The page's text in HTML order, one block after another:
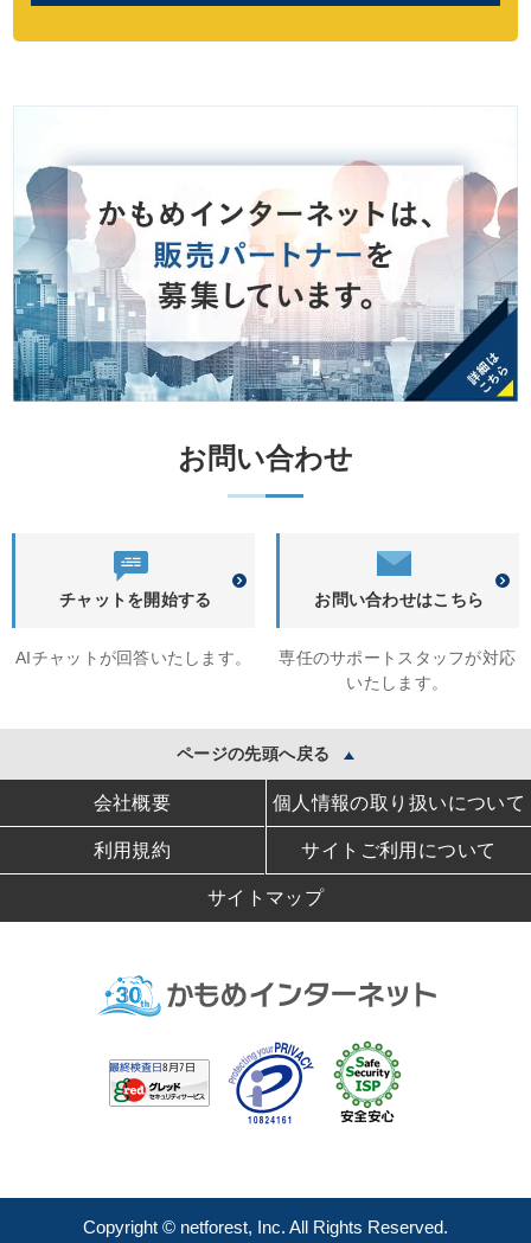
お問い合わせ
チャットを開始する
AIチャットが回答いたします。
お問い合わせはこちら
専任のサポートスタッフが対応
いたします。
ページの先頭へ戻る
会社概要 個人情報の取り扱いについて
利用規約 サイトご利用について
サイトマップ
Copyright © netforest, Inc. All Rights Reserved.